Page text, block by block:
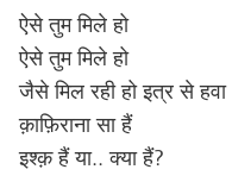
ऐसे तुम मिले हो
ऐसे तुम मिले हो
जैसे मिल रही हो इत्र से हवा
क़ाफ़िराना सा हैं
इश्क़ हैं या.. क्या हैं?